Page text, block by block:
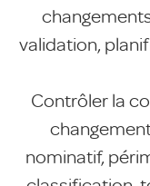
validation,
Contrôler la
nominatif,